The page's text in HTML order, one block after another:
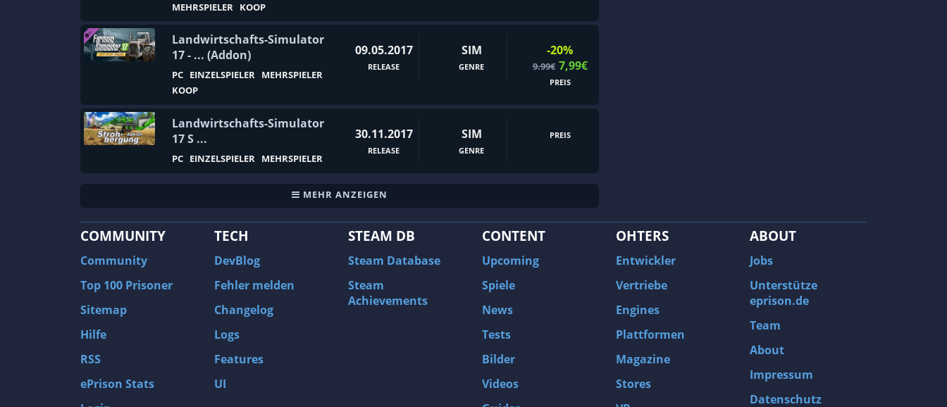
Glaube
Glückspiel
Gothic
Göttersimulation
Gruppenbasierte RPG
Hack and Slash
Hacking
Handel
Handgezeichnet
Herstellung
Hidden Object
Historisch
Humor
Hund
Idler
Immersive Simulation
Indi
Interaktive Geschichte
Inventarmanagement
Isometrisch
Jagd
Jobsimulation
Kalter Krieg
Kampf
Kampfrennspiel
Kampfsport
MEHRSPIELER KOOP
Landwirtschafts-Simulator
17 - ... (Addon)
PC EINZELSPIELER MEHRSPIELER
KOOP
09.05.2017
RELEASE
SIM
GENRE
-20%
9.99€ 7,99€
PREIS
Landwirtschafts-Simulator
17 S ...
PC EINZELSPIELER MEHRSPIELER
30.11.2017
RELEASE
SIM
GENRE
PREIS
MEHR ANZEIGEN
COMMUNITY
Community
Top 100 Prisoner
Sitemap
Hilfe
RSS
ePrison Stats
TECH
DevBlog
Fehler melden
Changelog
Logs
Features
UI
STEAM DB
Steam Database
Steam
Achievements
CONTENT
Upcoming
Spiele
News
Tests
Bilder
Videos
OHTERS
Entwickler
Vertriebe
Engines
Plattformen
Magazine
Stores
ABOUT
Jobs
Unterstütze
eprison.de
Team
About
Impressum
Datenschutz